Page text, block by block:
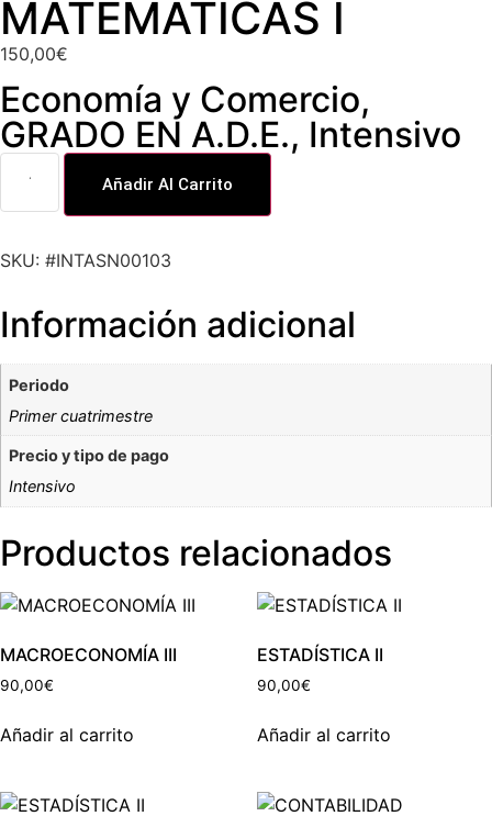
MATEMÁTICAS I
150,00€
Economía y Comercio,
GRADO EN A.D.E., Intensivo
Añadir Al Carrito
SKU: #INTASN00103
Información adicional
Periodo
Primer cuatrimestre
Precio y tipo de pago
Intensivo
Productos relacionados
MACROECONOMÍA III
90,00€
Añadir al carrito
ESTADÍSTICA II
90,00€
Añadir al carrito